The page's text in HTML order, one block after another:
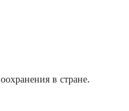
в стране.